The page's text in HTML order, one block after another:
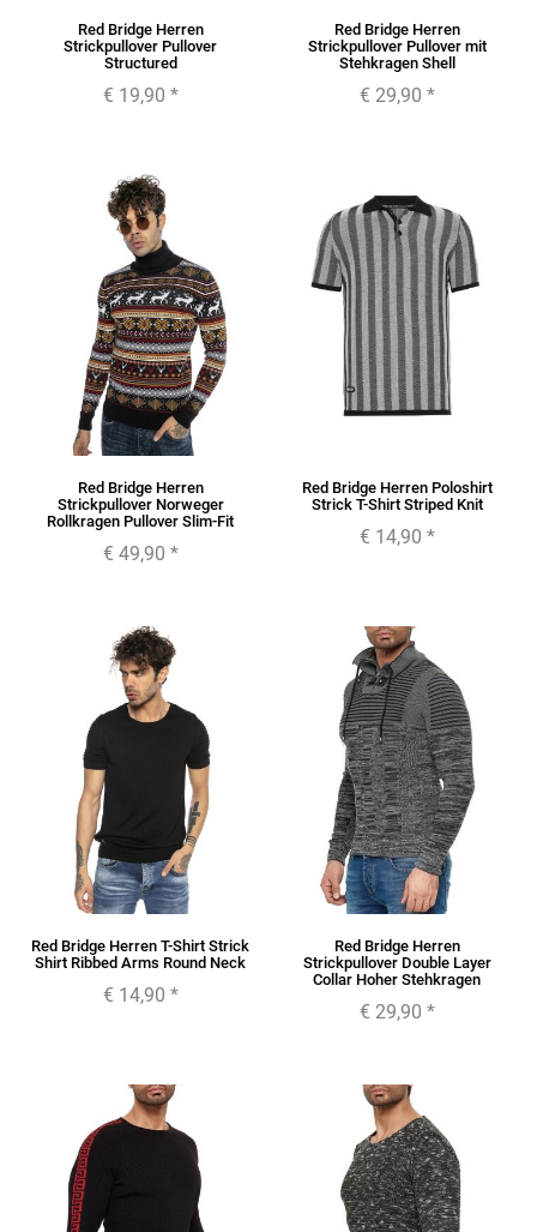
Red Bridge Herren
Strickpullover Pullover
Structured
€ 19,90 *
Red Bridge Herren
Strickpullover Pullover mit
Stehkragen Shell
€ 29,90 *
Red Bridge Herren
Strickpullover Norweger
Rollkragen Pullover Slim-Fit
€ 49,90 *
Red Bridge Herren Poloshirt
Strick T-Shirt Striped Knit
€ 14,90 *
Red Bridge Herren T-Shirt Strick
Shirt Ribbed Arms Round Neck
€ 14,90 *
Red Bridge Herren
Strickpullover Double Layer
Collar Hoher Stehkragen
€ 29,90 *